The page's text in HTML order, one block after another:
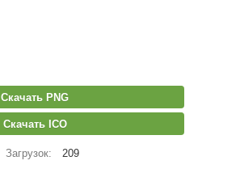
Скачать PNG
Скачать ICO
Загрузок: 209